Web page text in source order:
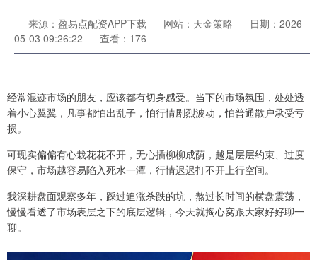
来源：盈易点配资APP下载 网站：天金策略
日期：2026-
05-03 09:26:22
查看：176
经常混迹市场的朋友，应该都有切身感受。当下的市场氛围，处处透
着小心翼翼，凡事都怕出乱子，怕行情剧烈波动，怕普通散户承受亏
损。
可现实偏偏有心栽花花不开，无心插柳柳成荫，越是层层约束、过度
保守，市场越容易陷入死水一潭，行情迟迟打不开上行空间。
我深耕盘面观察多年，踩过追涨杀跌的坑，熬过长时间的横盘震荡，
慢慢看透了市场表层之下的底层逻辑，今天就掏心窝跟大家好好聊一
聊。